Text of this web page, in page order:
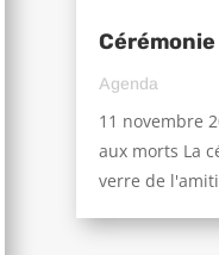
Cérémonie
Agenda
11 novembre
aux morts La
verre de